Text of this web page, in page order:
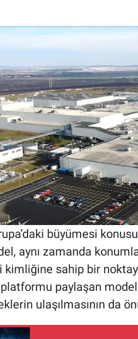
büyümesi
aynı zamanda
kimliğine sahip bir
platformu paylaşan
ulaşılmasının da